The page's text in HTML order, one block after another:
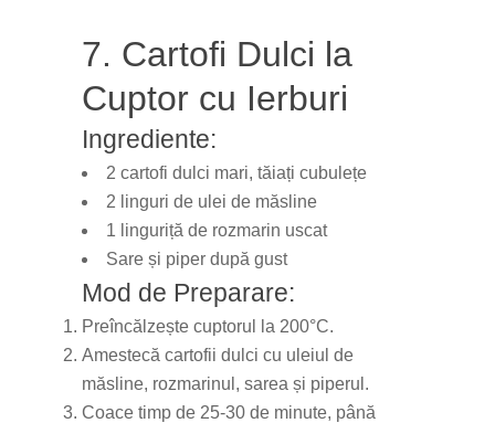
7. Cartofi Dulci la
Cuptor cu Ierburi
Ingrediente:
2 cartofi dulci mari, tăiați cubulețe
2 linguri de ulei de măsline
1 linguriță de rozmarin uscat
Sare și piper după gust
Mod de Preparare:
Preîncălzește cuptorul la 200°C.
Amestecă cartofii dulci cu uleiul de
măsline, rozmarinul, sarea și piperul.
Coace timp de 25-30 de minute, până